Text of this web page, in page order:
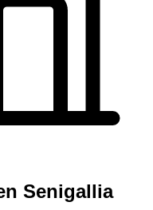
Senigallia